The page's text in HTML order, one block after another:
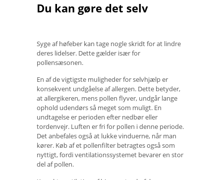
Du kan gøre det selv
Syge af høfeber kan tage nogle skridt for at lindre
deres lidelser. Dette gælder især for
pollensæsonen.
En af de vigtigste muligheder for selvhjælp er
konsekvent undgåelse af allergen. Dette betyder,
at allergikeren, mens pollen flyver, undgår lange
ophold udendørs så meget som muligt. En
undtagelse er perioden efter nedbør eller
tordenvejr. Luften er fri for pollen i denne periode.
Det anbefales også at lukke vinduerne, når man
kører. Køb af et pollenfilter betragtes også som
nyttigt, fordi ventilationssystemet bevarer en stor
del af pollen.